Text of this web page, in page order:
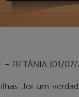
– BETÂNIA (01/
,foi um